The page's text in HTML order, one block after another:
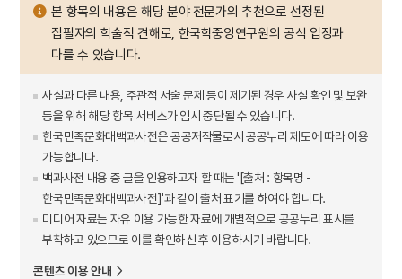
본 항목의 내용은 해당 분야 전문가의 추천으로 선정된
집필자의 학술적 견해로, 한국학중앙연구원의 공식 입장과
다를 수 있습니다.
사실과 다른 내용, 주관적 서술 문제 등이 제기된 경우 사실 확인 및 보완
등을 위해 해당 항목 서비스가 임시 중단될 수 있습니다.
한국민족문화대백과사전은 공공저작물로서 공공누리 제도에 따라 이용
가능합니다.
백과사전 내용 중 글을 인용하고자 할 때는 '[출처 : 항목명 -
한국민족문화대백과사전]'과 같이 출처 표기를 하여야 합니다.
미디어 자료는 자유 이용 가능한 자료에 개별적으로 공공누리 표시를
부착하고 있으므로 이를 확인하신 후 이용하시기 바랍니다.
콘텐츠 이용 안내